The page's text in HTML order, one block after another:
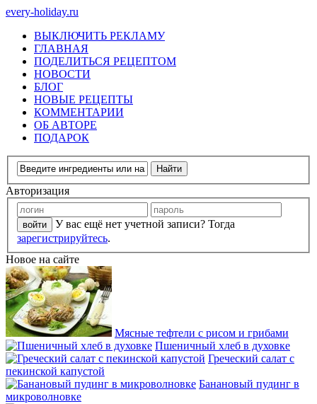
every-holiday.ru
ВЫКЛЮЧИТЬ РЕКЛАМУ
ГЛАВНАЯ
ПОДЕЛИТЬСЯ РЕЦЕПТОМ
НОВОСТИ
БЛОГ
НОВЫЕ РЕЦЕПТЫ
КОММЕНТАРИИ
ОБ АВТОРЕ
ПОДАРОК
Авторизация
У вас ещё нет учетной записи? Тогда
зарегистрируйтесь.
Новое на сайте
Мясные тефтели с рисом и грибами
Пшеничный хлеб в духовке
Греческий салат с
пекинской капустой
Банановый пудинг в
микроволновке